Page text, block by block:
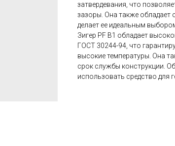
затвердевания, что
зазоры. Она также обладает
делает ее идеальным
Зигер PF В1 обладает
ГОСТ 30244-94, что
высокие температуры. Она
срок службы конструкции.
использовать средство для